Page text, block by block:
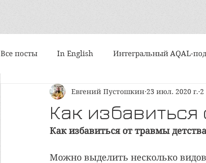
Все посты In English Интегральный AQAL-
Философия Космоскетчи События
Интегральная медитация Алмазный подход
Как избавиться
Евгений Пустошкин 23 июл. 2020 г.
Как избавиться от травмы
Можно выделить несколько